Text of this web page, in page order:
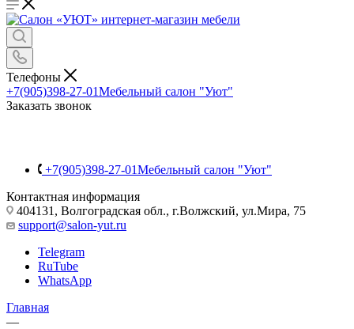
Телефоны
+7(905)398-27-01Мебельный салон "Уют"
Заказать звонок
+7(905)398-27-01Мебельный салон "Уют"
Контактная информация
404131, Волгоградская обл., г.Волжский, ул.Мира, 75
support@salon-yut.ru
Telegram
RuTube
WhatsApp
Главная
—